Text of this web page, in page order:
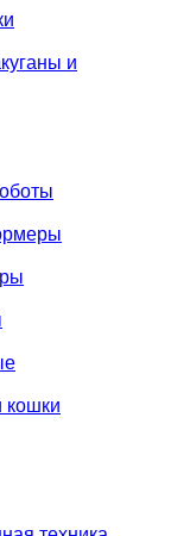
и
кошки